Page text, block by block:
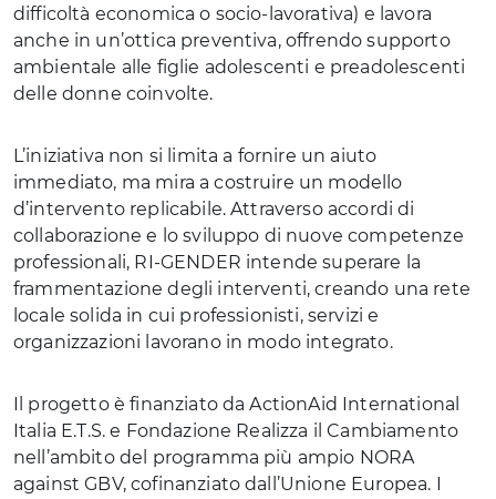
difficoltà economica o socio-lavorativa) e lavora
anche in un’ottica preventiva, offrendo supporto
ambientale alle figlie adolescenti e preadolescenti
delle donne coinvolte.
L’iniziativa non si limita a fornire un aiuto
immediato, ma mira a costruire un modello
d’intervento replicabile. Attraverso accordi di
collaborazione e lo sviluppo di nuove competenze
professionali, RI-GENDER intende superare la
frammentazione degli interventi, creando una rete
locale solida in cui professionisti, servizi e
organizzazioni lavorano in modo integrato.
Il progetto è finanziato da ActionAid International
Italia E.T.S. e Fondazione Realizza il Cambiamento
nell’ambito del programma più ampio NORA
against GBV, cofinanziato dall’Unione Europea. I